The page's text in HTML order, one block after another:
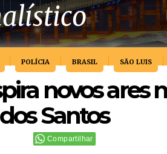
POLÍCIA BRASIL SÃO LUIS
novos ares
Santos
Compartilhar